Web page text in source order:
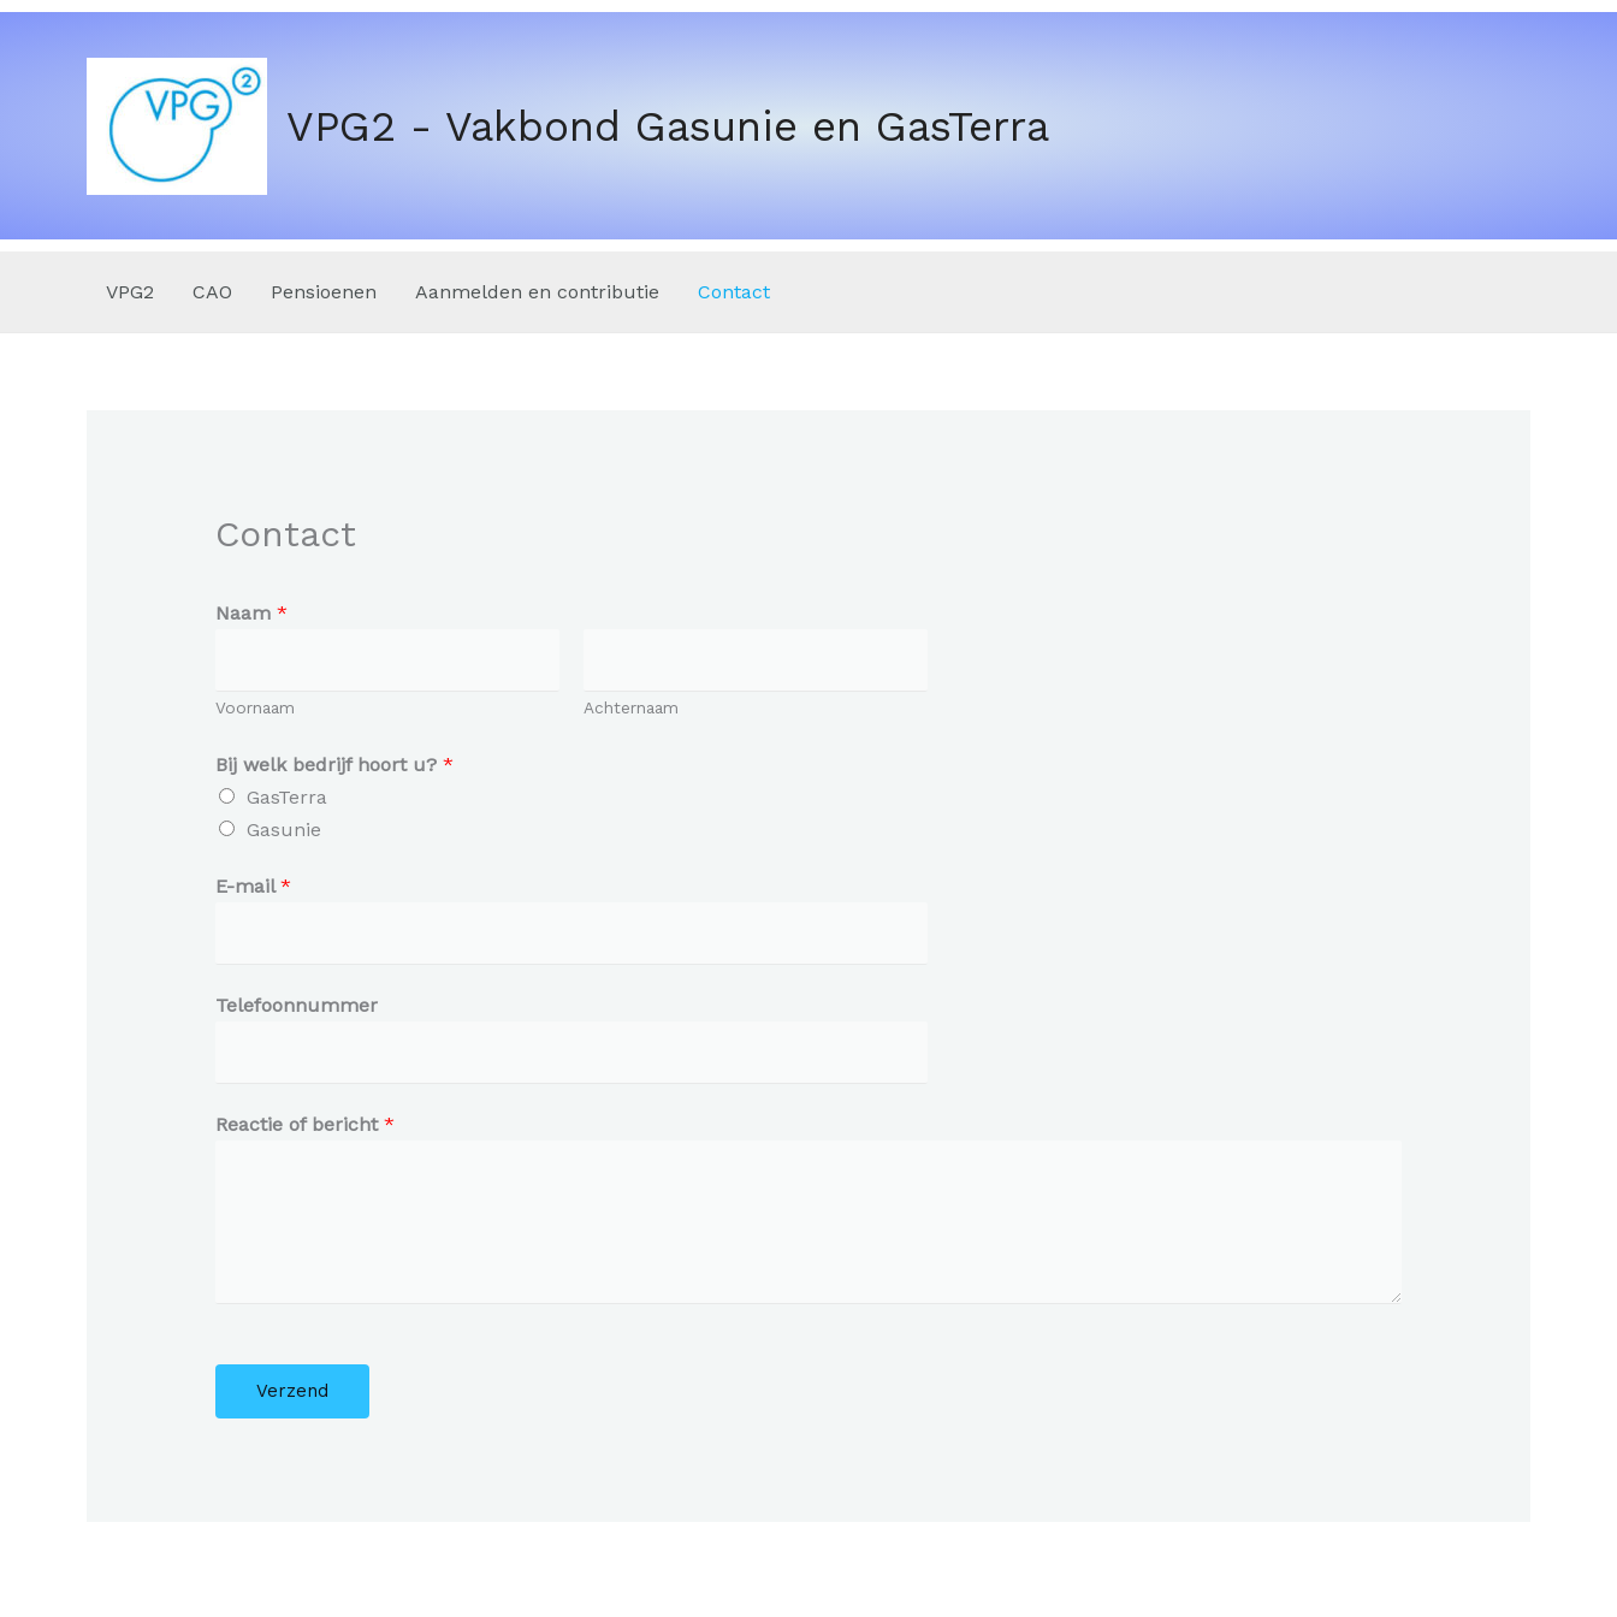
VPG2 - Vakbond Gasunie en GasTerra
VPG2 CAO Pensioenen Aanmelden en contributie Contact
Contact
Naam *
Voornaam Achternaam
Bij welk bedrijf hoort u? *
GasTerra
Gasunie
E-mail*
Telefoonnummer
Reactie of bericht *
Verzend